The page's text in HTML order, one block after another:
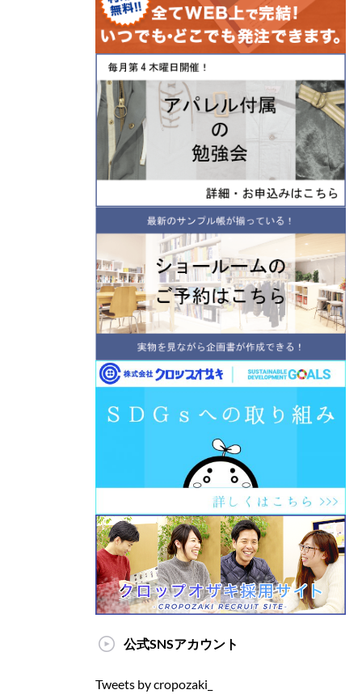
公式SNSアカウント
Tweets by cropozaki_